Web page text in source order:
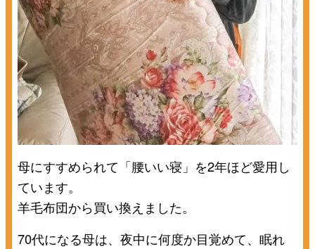
母にすすめられて「腰いい寝」を2年ほど愛用し
ています。
羊毛布団から買い換えました。
70代になる母は、夜中に何度か目覚めて、眠れ